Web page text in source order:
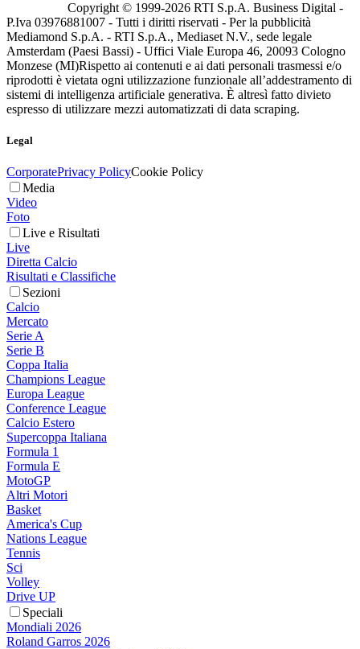
Copyright © 1999-2026 RTI S.p.A. Business Digital -
P.Iva 03976881007 - Tutti i diritti riservati - Per la pubblicità
Mediamond S.p.A. - RTI S.p.A., Mediaset N.V., sede legale
Amsterdam (Paesi Bassi) - Uffici Viale Europa 46, 20093 Cologno
Monzese (MI)Rispetto ai contenuti e ai dati personali trasmessi e/o
riprodotti è vietata ogni utilizzazione funzionale all’addestramento di
sistemi di intelligenza artificiale generativa. È altresì fatto divieto
espresso di utilizzare mezzi automatizzati di data scraping.
Legal
CorporatePrivacy PolicyCookie Policy
Media
Video
Foto
Live e Risultati
Live
Diretta Calcio
Risultati e Classifiche
Sezioni
Calcio
Mercato
Serie A
Serie B
Coppa Italia
Champions League
Europa League
Conference League
Calcio Estero
Supercoppa Italiana
Formula 1
Formula E
MotoGP
Altri Motori
Basket
America's Cup
Nations League
Tennis
Sci
Volley
Drive UP
Speciali
Mondiali 2026
Roland Garros 2026